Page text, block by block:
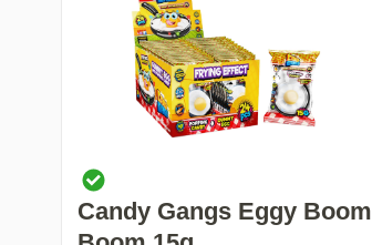
Candy Gangs Eggy Boom